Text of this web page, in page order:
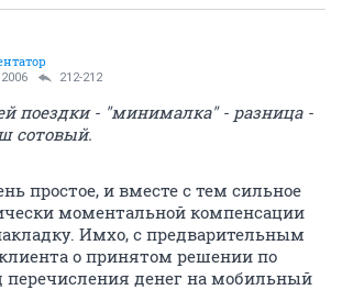
212-212
поездки - "минималка" - разница -
сотовый.
простое, и вместе с тем сильное
моментальной компенсации
Имхо, с предварительным
о принятом решении по
перечисления денег на мобильный